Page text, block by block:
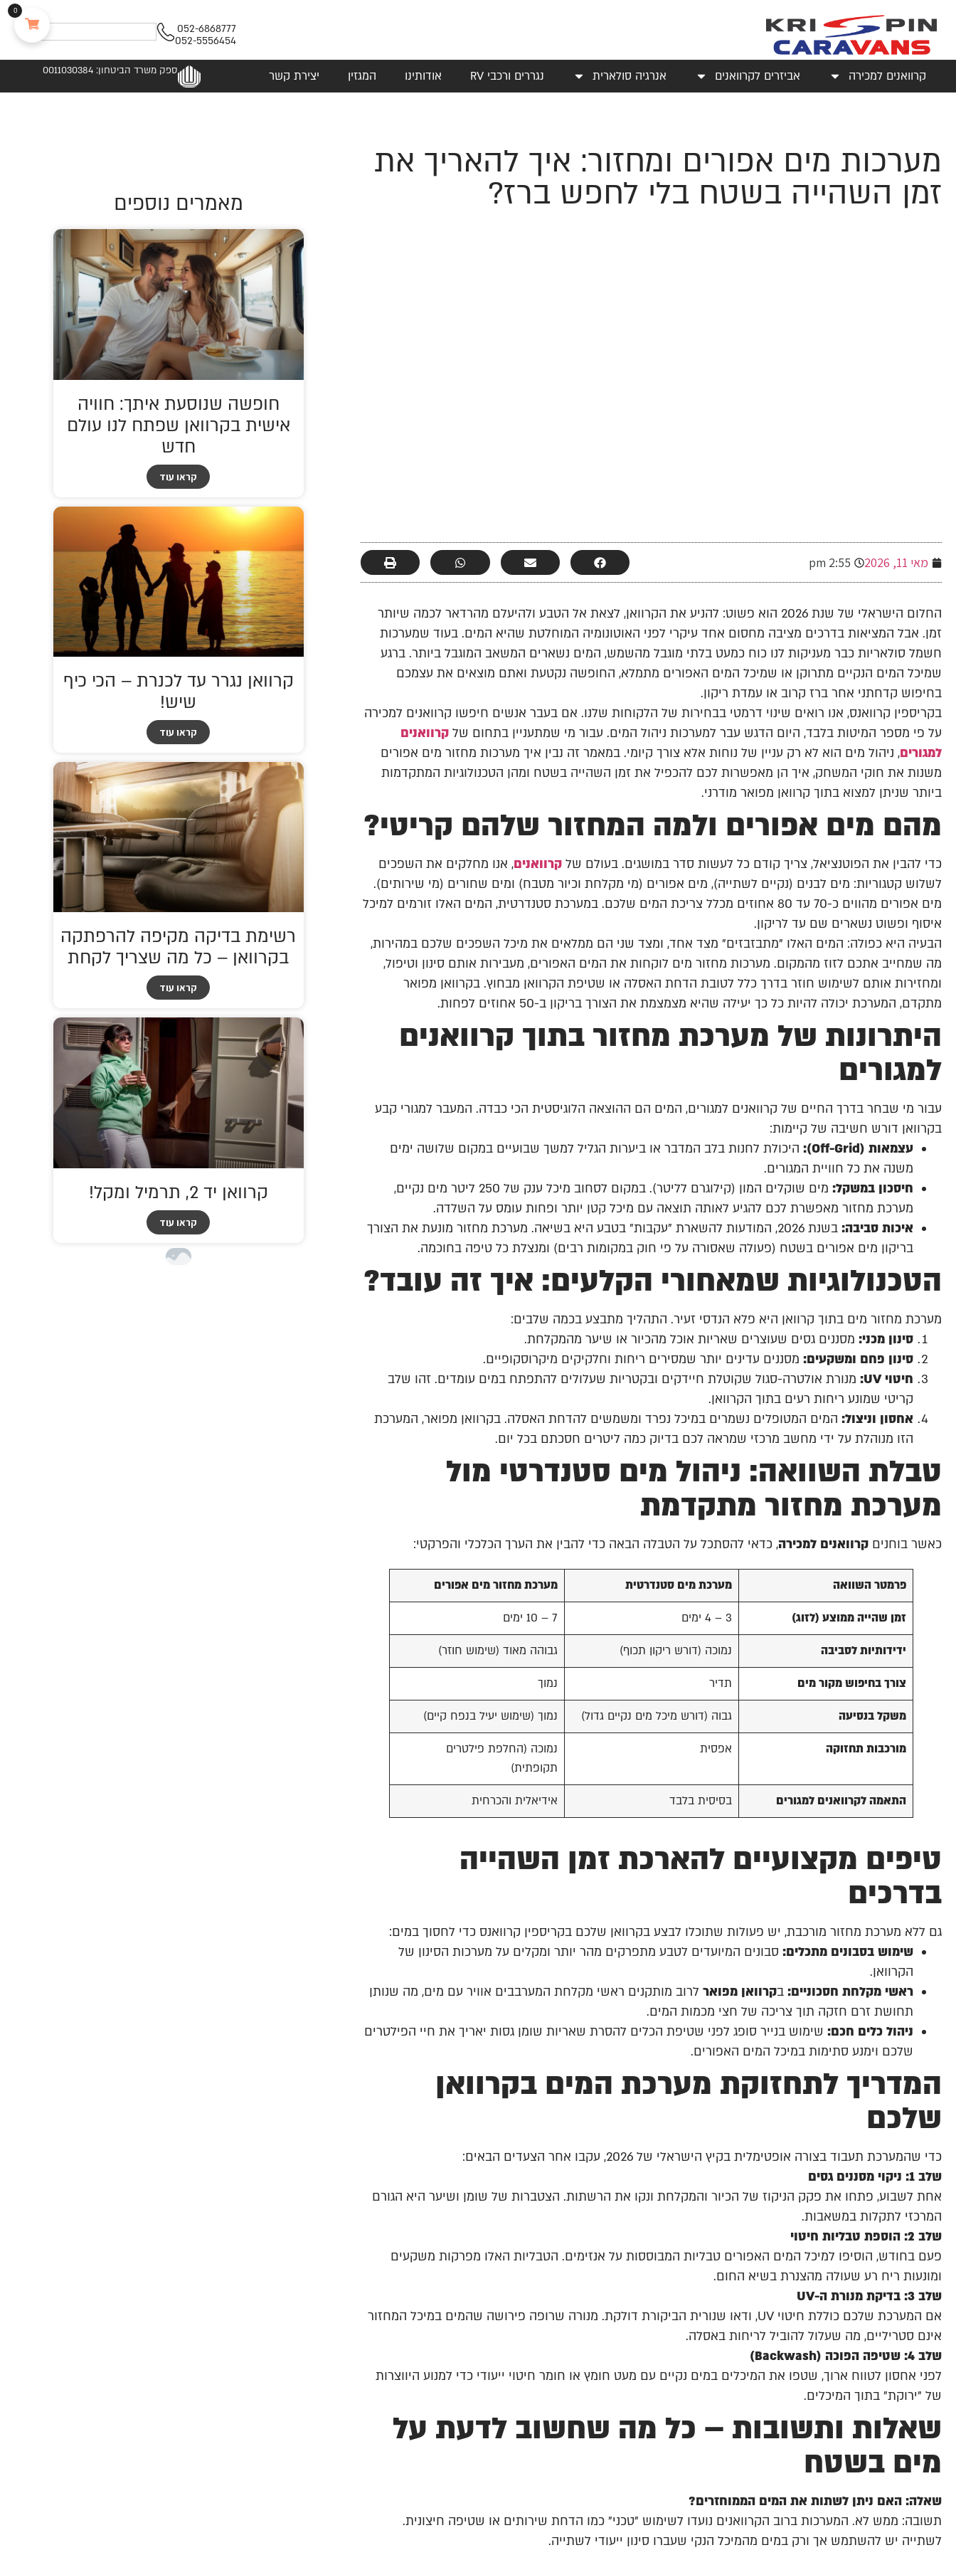
052-6868777
052-5556454
קרוואנים למכירה אביזרים לקרוואנים אנרגיה סולארית נגררים ורכבי RV אודותינו המגזין יצירת קשר ספק משרד הביטחון: 0011030384
מערכות מים אפורים ומחזור: איך להאריך את
זמן השהייה בשטח בלי לחפש ברז?
מאי 11, 2026 2:55 pm
החלום הישראלי של שנת 2026 הוא פשוט: להניע את הקרוואן, לצאת אל הטבע ולהיעלם מהרדאר לכמה שיותר
זמן. אבל המציאות בדרכים מציבה מחסום אחד עיקרי לפני האוטונומיה המוחלטת שהיא המים. בעוד שמערכות
חשמל סולאריות כבר מעניקות לנו כוח כמעט בלתי מוגבל מהשמש, המים נשארים המשאב המוגבל ביותר. ברגע
שמיכל המים הנקיים מתרוקן או שמיכל המים האפורים מתמלא, החופשה נקטעת ואתם מוצאים את עצמכם
בחיפוש קדחתני אחר ברז קרוב או עמדת ריקון.
בקריספין קרוואנס, אנו רואים שינוי דרמטי בבחירות של הלקוחות שלנו. אם בעבר אנשים חיפשו קרוואנים למכירה
על פי מספר המיטות בלבד, היום הדגש עבר למערכות ניהול המים. עבור מי שמתעניין בתחום של קרוואנים
למגורים, ניהול מים הוא לא רק עניין של נוחות אלא צורך קיומי. במאמר זה נבין איך מערכות מחזור מים אפורים
משנות את חוקי המשחק, איך הן מאפשרות לכם להכפיל את זמן השהייה בשטח ומהן הטכנולוגיות המתקדמות
ביותר שניתן למצוא בתוך קרוואן מפואר מודרני.
מהם מים אפורים ולמה המחזור שלהם קריטי?
כדי להבין את הפוטנציאל, צריך קודם כל לעשות סדר במושגים. בעולם של קרוואנים, אנו מחלקים את השפכים
לשלוש קטגוריות: מים לבנים (נקיים לשתייה), מים אפורים (מי מקלחת וכיור מטבח) ומים שחורים (מי שירותים).
מים אפורים מהווים כ-70 עד 80 אחוזים מכלל צריכת המים שלכם. במערכת סטנדרטית, המים האלו זורמים למיכל
איסוף ופשוט נשארים שם עד לריקון.
הבעיה היא כפולה: המים האלו "מתבזבזים" מצד אחד, ומצד שני הם ממלאים את מיכל השפכים שלכם במהירות,
מה שמחייב אתכם לזוז מהמקום. מערכות מחזור מים לוקחות את המים האפורים, מעבירות אותם סינון וטיפול,
ומחזירות אותם לשימוש חוזר בדרך כלל לטובת הדחת האסלה או שטיפת הקרוואן מבחוץ. בקרוואן מפואר
מתקדם, המערכת יכולה להיות כל כך יעילה שהיא מצמצמת את הצורך בריקון ב-50 אחוזים לפחות.
היתרונות של מערכת מחזור בתוך קרוואנים
למגורים
עבור מי שבחר בדרך החיים של קרוואנים למגורים, המים הם ההוצאה הלוגיסטית הכי כבדה. המעבר למגורי קבע
בקרוואן דורש חשיבה של קיימות:
עצמאות (Off-Grid):
היכולת לחנות בלב המדבר או ביערות הגליל למשך שבועיים במקום שלושה ימים
משנה את כל חוויית המגורים.
חיסכון במשקל:
מים שוקלים המון (קילוגרם לליטר). במקום לסחוב מיכל ענק של 250 ליטר מים נקיים,
מערכת מחזור מאפשרת לכם להגיע לאותה תוצאה עם מיכל קטן יותר ופחות עומס על השלדה.
איכות סביבה:
בשנת 2026, המודעות להשארת "עקבות" בטבע היא בשיאה. מערכת מחזור מונעת את הצורך
בריקון מים אפורים בשטח (פעולה שאסורה על פי חוק במקומות רבים) ומנצלת כל טיפה בחוכמה.
הטכנולוגיות שמאחורי הקלעים: איך זה עובד?
מערכת מחזור מים בתוך קרוואן היא פלא הנדסי זעיר. התהליך מתבצע בכמה שלבים:
סינון מכני: מסננים גסים שעוצרים שאריות אוכל מהכיור או שיער מהמקלחת.
סינון פחם ומשקעים: מסננים עדינים יותר שמסירים ריחות וחלקיקים מיקרוסקופיים.
חיטוי UV:
מנורת אולטרה-סגול שקוטלת חיידקים ובקטריות שעלולים להתפתח במים עומדים. זהו שלב
קריטי שמונע ריחות רעים בתוך הקרוואן.
אחסון וניצול: המים המטופלים נשמרים במיכל נפרד ומשמשים להדחת האסלה. בקרוואן מפואר, המערכת
הזו מנוהלת על ידי מחשב מרכזי שמראה לכם בדיוק כמה ליטרים חסכתם בכל יום.
טבלת השוואה: ניהול מים סטנדרטי מול
מערכת מחזור מתקדמת
כאשר בוחנים קרוואנים למכירה, כדאי להסתכל על הטבלה הבאה כדי להבין את הערך הכלכלי והפרקטי:
פרמטר השוואה מערכת מים סטנדרטית מערכת מחזור מים אפורים
זמן שהייה ממוצע (לזוג) 3 – 4 ימים 7 – 10 ימים
ידידותיות לסביבה נמוכה (דורש ריקון תכוף) גבוהה מאוד (שימוש חוזר)
צורך בחיפוש מקור מים תדיר נמוך
משקל בנסיעה גבוה (דורש מיכל מים נקיים גדול) נמוך (שימוש יעיל בנפח קיים)
מורכבות תחזוקה אפסית
נמוכה (החלפת פילטרים
תקופתית)
התאמה לקרוואנים למגורים בסיסית בלבד אידיאלית והכרחית
טיפים מקצועיים להארכת זמן השהייה
בדרכים
גם ללא מערכת מחזור מורכבת, יש פעולות שתוכלו לבצע בקרוואן שלכם בקריספין קרוואנס כדי לחסוך במים:
שימוש בסבונים מתכלים: סבונים המיועדים לטבע מתפרקים מהר יותר ומקלים על מערכות הסינון של
הקרוואן.
ראשי מקלחת חסכוניים: בקרוואן מפואר לרוב מותקנים ראשי מקלחת המערבבים אוויר עם מים, מה שנותן
תחושת זרם חזקה תוך צריכה של חצי מכמות המים.
ניהול כלים חכם: שימוש בנייר סופג לפני שטיפת הכלים להסרת שאריות שומן גסות יאריך את חיי הפילטרים
שלכם וימנע סתימות במיכל המים האפורים.
המדריך לתחזוקת מערכת המים בקרוואן
שלכם
כדי שהמערכת תעבוד בצורה אופטימלית בקיץ הישראלי של 2026, עקבו אחר הצעדים הבאים:
שלב 1: ניקוי מסננים גסים
אחת לשבוע, פתחו את פקק הניקוז של הכיור והמקלחת ונקו את הרשתות. הצטברות של שומן ושיער היא הגורם
המרכזי לתקלות במשאבות.
שלב 2: הוספת טבליות חיטוי
פעם בחודש, הוסיפו למיכל המים האפורים טבליות המבוססות על אנזימים. הטבליות האלו מפרקות משקעים
ומונעות ריח רע שעולה מהצנרת בשיא החום.
שלב 3: בדיקת מנורת ה-UV
אם המערכת שלכם כוללת חיטוי UV, ודאו שנורית הביקורת דולקת. מנורה שרופה פירושה שהמים במיכל המחזור
אינם סטריליים, מה שעלול להוביל לריחות באסלה.
שלב 4: שטיפה הפוכה (Backwash)
לפני אחסון לטווח ארוך, שטפו את המיכלים במים נקיים עם מעט חומץ או חומר חיטוי ייעודי כדי למנוע היווצרות
של "ירוקת" בתוך המיכלים.
שאלות ותשובות – כל מה שחשוב לדעת על
מים בשטח
שאלה: האם ניתן לשתות את המים הממוחזרים?
תשובה: ממש לא. המערכות ברוב הקרוואנים נועדו לשימוש "טכני" כמו הדחת שירותים או שטיפה חיצונית.
לשתייה יש להשתמש אך ורק במים מהמיכל הנקי שעברו סינון ייעודי לשתייה.
מאמרים נוספים
חופשה שנוסעת איתך: חוויה
אישית בקרוואן שפתח לנו עולם
חדש
קראו עוד
קרוואן נגרר עד לכנרת – הכי כיף
שיש!
קראו עוד
רשימת בדיקה מקיפה להרפתקה
בקרוואן – כל מה שצריך לקחת
קראו עוד
קרוואן יד 2, תרמיל ומקל!
קראו עוד
0